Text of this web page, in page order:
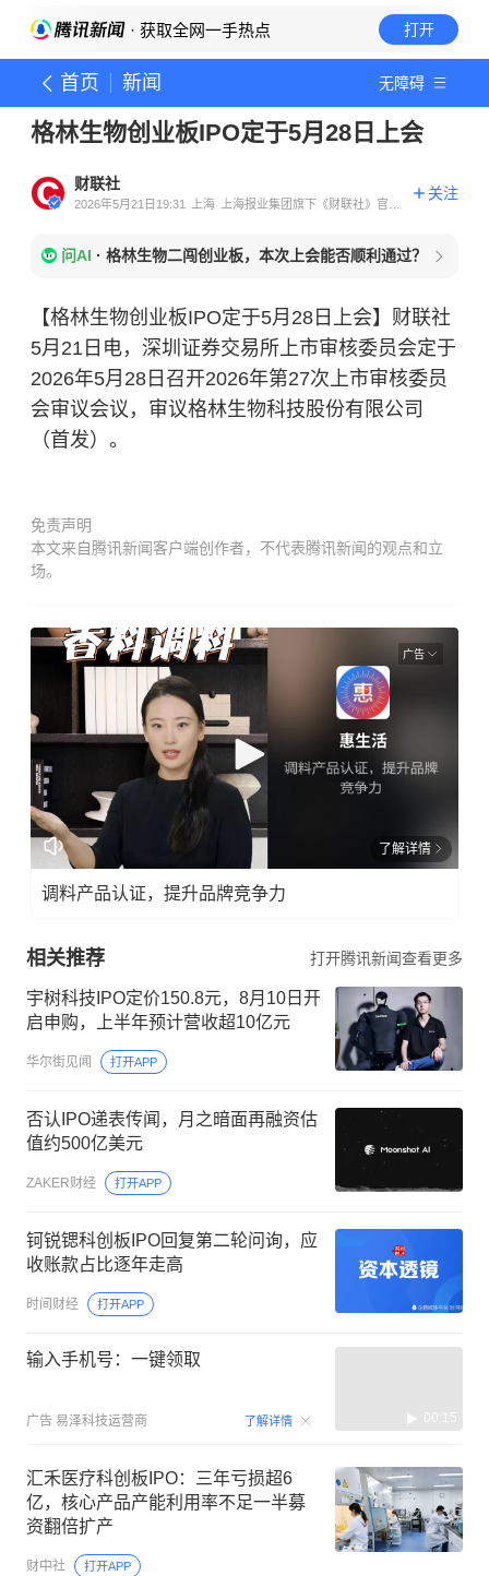
· 获取全网一手热点 打开
首页 新闻 无障碍
格林生物创业板IPO定于5月28日上会
财联社
2026年5月21日19:31 上海
上海报业集团旗下《财联社》官方
关注
问AI · 格林生物二闯创业板，本次上会能否顺利通过？
【格林生物创业板IPO定于5月28日上会】财联社
5月21日电，深圳证券交易所上市审核委员会定于
2026年5月28日召开2026年第27次上市审核委员
会审议会议，审议格林生物科技股份有限公司
（首发）。
免责声明
本文来自腾讯新闻客户端创作者，不代表腾讯新闻的观点和立
场。
广告
了解详情
调料产品认证，提升品牌竞争力
相关推荐 打开腾讯新闻查看更多
宇树科技IPO定价150.8元，8月10日开
启申购，上半年预计营收超10亿元
华尔街见闻 打开APP
否认IPO递表传闻，月之暗面再融资估
值约500亿美元
ZAKER财经 打开APP
钶锐锶科创板IPO回复第二轮问询，应
收账款占比逐年走高
时间财经 打开APP
输入手机号：一键领取
广告 易泽科技运营商 了解详情 00:15
汇禾医疗科创板IPO：三年亏损超6
亿，核心产品产能利用率不足一半募
资翻倍扩产
财中社 打开APP